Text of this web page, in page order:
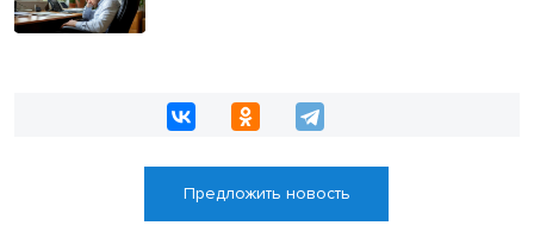
Предложить новость